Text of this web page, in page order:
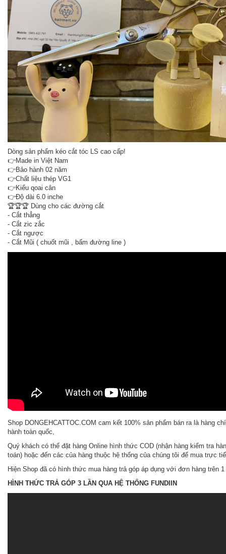
Dòng sản phẩm kéo cắt tóc LS cao cấp!
👉Made in Việt Nam
👉Bảo hành 02 năm
👉Chất liệu thép VG1
👉Kiểu qoai cân
👉Độ dài 6.0 inche
🏆🏆🏆 Dùng cho các đường cắt
- Cắt thẳng
- Cắt zic zắc
- Cắt ngược
- Cắt Mũi ( chuốt mũi , bấm đường line )
Shop DONGEHCATTOC.COM cam kết 100% sản phẩm bán ra là hàng
hành toàn quốc,
Quý khách có thể đặt hàng Online hình thức COD (nhận hàng kiểm tra
toán) hoặc đến các của hàng thuộc hệ thống của chúng tôi để mua trực
Hiện Shop đã có hình thức mua hàng trả góp áp dụng với đơn hàng trên 1
HÌNH THỨC TRẢ GÓP 3 LẦN QUA HỆ THỐNG FUNDIIN